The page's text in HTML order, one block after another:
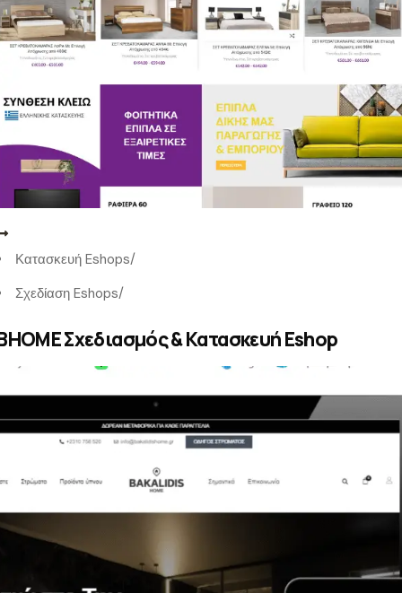
Κατασκευή Eshops/
Σχεδίαση Eshops/
Σχεδιασμός & Κατασκευή Eshop